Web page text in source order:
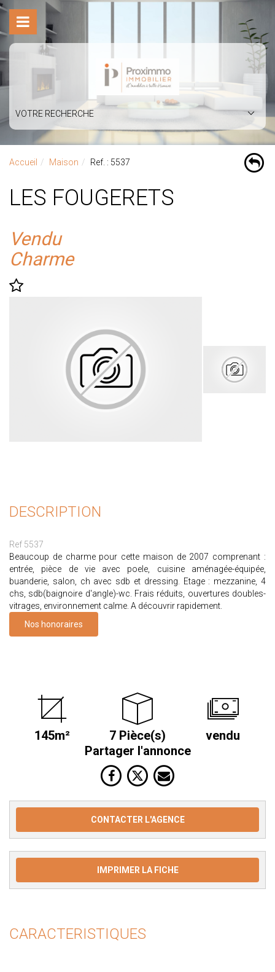
VOTRE RECHERCHE
Accueil Maison Ref. : 5537
LES FOUGERETS
Vendu
Charme
DESCRIPTION
Ref 5537
Beaucoup de charme pour cette maison de 2007 comprenant :
entrée, pièce de vie avec poele, cuisine aménagée-équipée,
buanderie, salon, ch avec sdb et dressing. Etage : mezzanine, 4
chs, sdb(baignoire d'angle)-wc. Frais réduits, ouvertures doubles-
vitrages, environnement calme. A découvrir rapidement.
Nos honoraires
145m² 7 Pièce(s)
vendu
Partager l'annonce
CONTACTER L'AGENCE
IMPRIMER LA FICHE
CARACTERISTIQUES